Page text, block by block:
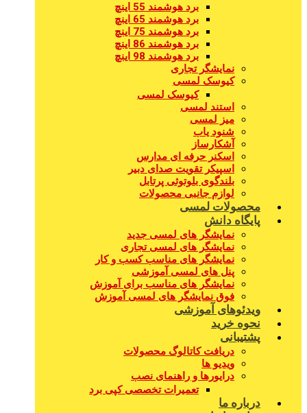
برد هوشمند 55 اینچ
برد هوشمند 65 اینچ
برد هوشمند 75 اینچ
برد هوشمند 86 اینچ
برد هوشمند 98 اینچ
نمایشگر تجاری
کیوسک لمسی
کیوسک لمسی
استند لمسی
میز لمسی
شنود یاب
آشکارساز
اسکنر حرفه ای مدارس
اسپیکر تقویت صدای دبیر
بلندگوی بلوتوثی پرتابل
لوازم جانبی محصولات
محصولات لمسی
پایگاه دانش
نمایشگر های لمسی جدید
نمایشگر های لمسی تجاری
نمایشگر های مناسب کسب و کار
پنل های لمسی آموزشی
نمایشگر های مناسب برای آموزش
فوق نمایشگر های لمسی آموزش
ویدئوهای آموزشی
نحوه خرید
پشتیبانی
دریافت کاتالوگ محصولات
ویدیو ها
درایورها و راهنمای نصب
تعمیرات تخصصی کپی برد
درباره ما